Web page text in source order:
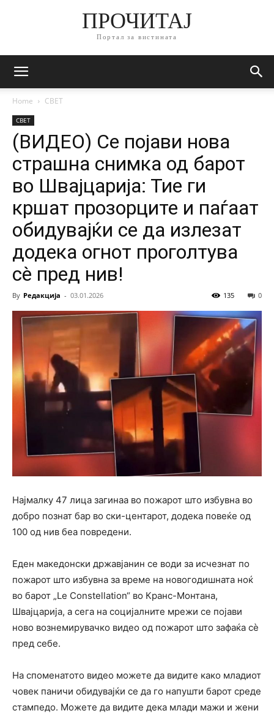
ПРОЧИТАЈ
Портал за вистината
Home СВЕТ
СВЕТ
(ВИДЕО) Се појави нова
страшна снимка од барот
во Швајцарија: Тие ги
кршат прозорците и паѓаат
обидувајќи се да излезат
додека огнот проголтува
сè пред нив!
By Редакција - 03.01.2026 0
135
Најмалку 47 лица загинаа во пожарот што избувна во
добро познат бар во ски-центарот, додека повеќе од
100 од нив беа повредени.
Еден македонски државјанин се води за исчезнат по
пожарот што избувна за време на новогодишната ноќ
во барот „Le Constellation“ во Кранс-Монтана,
Швајцарија, а сега на социјалните мрежи се појави
ново вознемирувачко видео од пожарот што зафаќа сè
пред себе.
На споменатото видео можете да видите како младиот
човек паничи обидувајќи се да го напушти барот среде
стампедо. Можете да видите дека млади мажи и жени